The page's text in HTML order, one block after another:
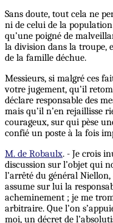
Sans doute, tout cela ne
ni de celui de la
qu’une poigné de
la division dans la troupe,
de la famille déchue.
Messieurs, si malgré ces
votre jugement, qu’il
déclare responsable des
mais qu’il n’en rejaillisse
courageux, sur qui pèse
confié un poste à la fois
M. de Robaulx. - Je crois
discussion sur l’objet qui
l’arrêté du général
assume sur lui la
acheminement ; je me
arbitraire. Que l’on
moi, un décret de